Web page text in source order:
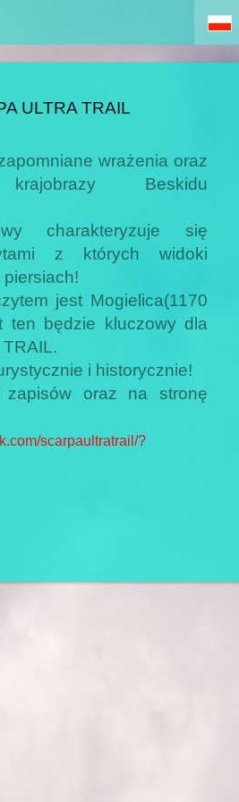
ULTRA TRAIL
wrażenia oraz
krajobrazy Beskidu
charakteryzuje się
z których widoki
jest Mogielica(1170
ten będzie kluczowy dla
i historycznie!
zapisów oraz na stronę
scarpaultratrail/?